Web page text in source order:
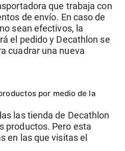
que trabaja con
de envío. En caso de
sean efectivos, la
el pedido y Decathlon se
cuadrar una nueva
por medio de la
las tienda de Decathlon
productos. Pero esta
en las que visitas el